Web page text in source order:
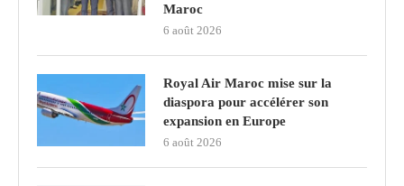
Maroc
6 août 2026
Royal Air Maroc mise sur la
diaspora pour accélérer son
expansion en Europe
6 août 2026